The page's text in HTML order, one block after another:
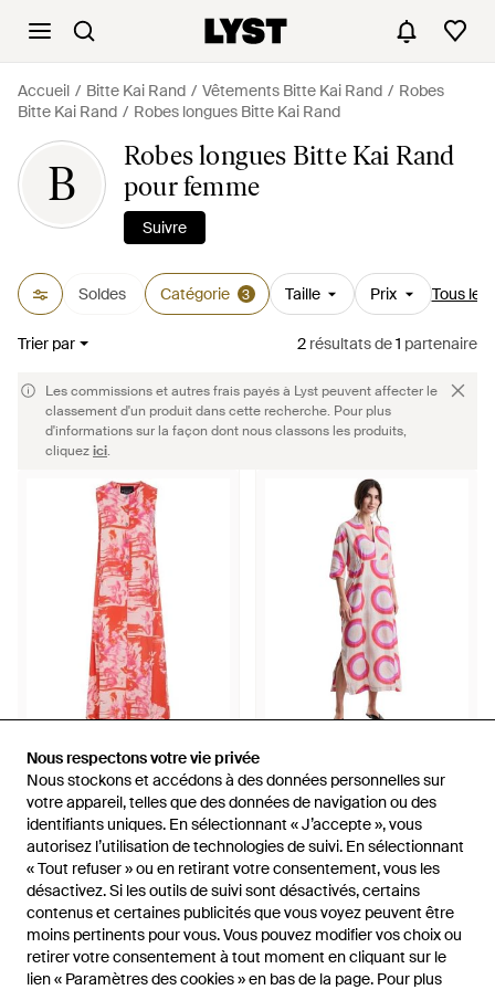
Nous respectons votre vie privée
Nous stockons et accédons à des données personnelles sur
votre appareil, telles que des données de navigation ou des
identifiants uniques. En sélectionnant « J’accepte », vous
autorisez l’utilisation de technologies de suivi. En sélectionnant
« Tout refuser » ou en retirant votre consentement, vous les
désactivez. Si les outils de suivi sont désactivés, certains
contenus et certaines publicités que vous voyez peuvent être
moins pertinents pour vous. Vous pouvez modifier vos choix ou
retirer votre consentement à tout moment en cliquant sur le
lien « Paramètres des cookies » en bas de la page. Pour plus
Nous respectons votre vie privée
Nous stockons et accédons à des données personnelles sur
votre appareil, telles que des données de navigation ou des
identifiants uniques. En sélectionnant « J’accepte », vous
autorisez l’utilisation de technologies de suivi. En sélectionnant
« Tout refuser » ou en retirant votre consentement, vous les
désactivez. Si les outils de suivi sont désactivés, certains
contenus et certaines publicités que vous voyez peuvent être
moins pertinents pour vous. Vous pouvez modifier vos choix ou
retirer votre consentement à tout moment en cliquant sur le
lien « Paramètres des cookies » en bas de la page. Pour plus
Accueil Bitte Kai Rand Vêtements Bitte Kai Rand
Robes
Bitte Kai Rand
Robes longues Bitte Kai Rand
B
Robes longues Bitte Kai Rand
pour femme
Suivre
Soldes Catégorie 3 Taille Prix Tous les
Trier par 2 résultatsde1 partenaire
Les commissions et autres frais payés à Lyst peuvent affecter le
classement d'un produit dans cette recherche. Pour plus
d'informations sur la façon dont nous classons les produits,
cliquezici.
170,04 €
Bitte Kai Rand
Midi Dresses - Rouge
De Miinto
ÉPUISÉ
230,66 €
Bitte Kai Rand
Maxi Dresses - Rose
De Miinto